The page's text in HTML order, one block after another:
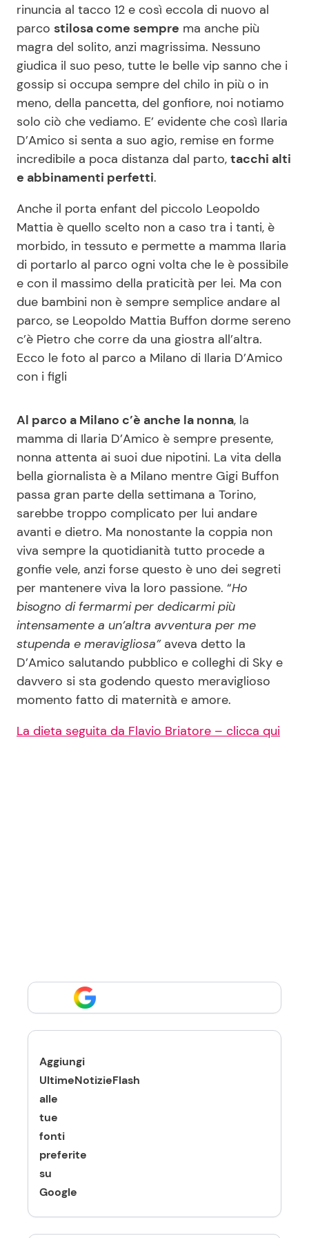
Benessere
Casa
Moda e Style
Mondo Mamma
News benessere
Salute
Viaggi e Turismo
Festività
Cucina e Ricette
Consigli di Cucina
Dolci
Le Ricette in TV
Ricette Facili e Veloci
Ricette Feste
Ricette per Bambini
Seguici
Info
Chi siamo
Disclaimer e Privacy
Redazione
Contattaci
Pubblicità
Privacy Policy
rinuncia al tacco 12 e così eccola di nuovo al
parco stilosa come sempre ma anche più
magra del solito, anzi magrissima. Nessuno
giudica il suo peso, tutte le belle vip sanno che i
gossip si occupa sempre del chilo in più o in
meno, della pancetta, del gonfiore, noi notiamo
solo ciò che vediamo. E’ evidente che così Ilaria
D’Amico si senta a suo agio, remise en forme
incredibile a poca distanza dal parto, tacchi alti
e abbinamenti perfetti.
Anche il porta enfant del piccolo Leopoldo
Mattia è quello scelto non a caso tra i tanti, è
morbido, in tessuto e permette a mamma Ilaria
di portarlo al parco ogni volta che le è possibile
e con il massimo della praticità per lei. Ma con
due bambini non è sempre semplice andare al
parco, se Leopoldo Mattia Buffon dorme sereno
c’è Pietro che corre da una giostra all’altra.
Ecco le foto al parco a Milano di Ilaria D’Amico
con i figli
Al parco a Milano c’è anche la nonna, la
mamma di Ilaria D’Amico è sempre presente,
nonna attenta ai suoi due nipotini. La vita della
bella giornalista è a Milano mentre Gigi Buffon
passa gran parte della settimana a Torino,
sarebbe troppo complicato per lui andare
avanti e dietro. Ma nonostante la coppia non
viva sempre la quotidianità tutto procede a
gonfie vele, anzi forse questo è uno dei segreti
per mantenere viva la loro passione. “Ho
bisogno di fermarmi per dedicarmi più
intensamente a un’altra avventura per me
stupenda e meravigliosa”aveva detto la
D’Amico salutando pubblico e colleghi di Sky e
davvero si sta godendo questo meraviglioso
momento fatto di maternità e amore.
La dieta seguita da Flavio Briatore – clicca qui
Aggiungi
UltimeNotizieFlash
alle
tue
fonti
preferite
su
Google